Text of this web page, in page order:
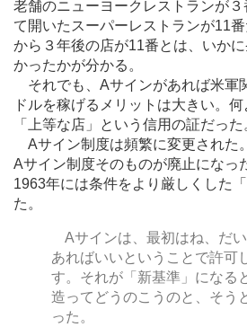
老舗のニューヨークレストランが
て開いたスーパーレストランが11
から３年後の店が11番とは、いか
かったかが分かる。
それでも、Aサインがあれば米軍
ドルを稼げるメリットは大きい。
「上等な店」という信用の証だった
Aサイン制度は頻繁に変更された
Aサイン制度そのものが廃止になっ
1963年には条件をより厳しくした
た。
Aサインは、最初はね、だい
あればいいということで許可
す。それが「新基準」になる
造ってどうのこうのと、そう
った。